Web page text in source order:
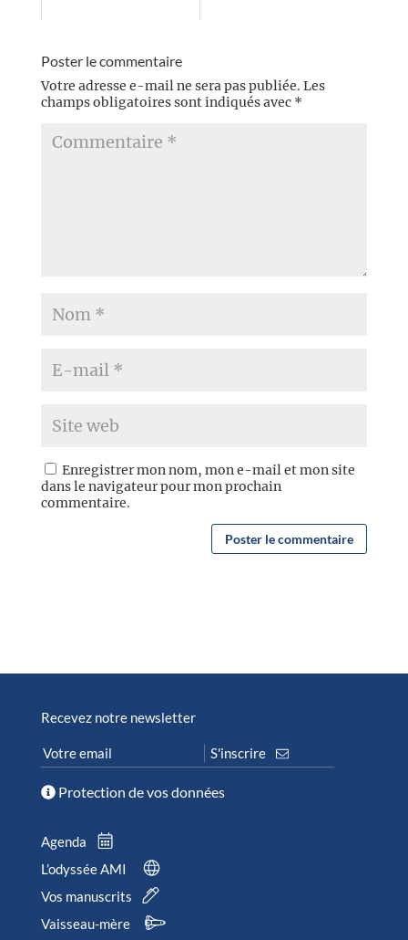
Poster le commentaire
Votre adresse e-mail ne sera pas publiée. Les
champs obligatoires sont indiqués avec *
Enregistrer mon nom, mon e-mail et mon site
dans le navigateur pour mon prochain
commentaire.
Recevez notre newsletter
Protection de vos données
Agenda
L’odyssée AMI
Vos manuscrits
Vaisseau-mère